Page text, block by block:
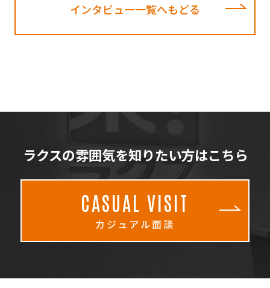
インタビュー一覧へもどる
ラクスの雰囲気を知りたい方はこちら
CASUAL VISIT
カジュアル面談